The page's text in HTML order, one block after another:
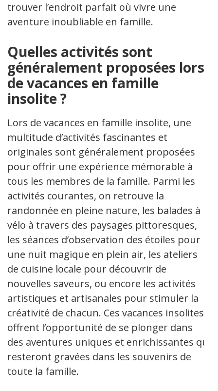
trouver l’endroit parfait où vivre une
aventure inoubliable en famille.
Quelles activités sont
généralement proposées lors
de vacances en famille
insolite ?
Lors de vacances en famille insolite, une
multitude d’activités fascinantes et
originales sont généralement proposées
pour offrir une expérience mémorable à
tous les membres de la famille. Parmi les
activités courantes, on retrouve la
randonnée en pleine nature, les balades à
vélo à travers des paysages pittoresques,
les séances d’observation des étoiles pour
une nuit magique en plein air, les ateliers
de cuisine locale pour découvrir de
nouvelles saveurs, ou encore les activités
artistiques et artisanales pour stimuler la
créativité de chacun. Ces vacances insolites
offrent l’opportunité de se plonger dans
des aventures uniques et enrichissantes qui
resteront gravées dans les souvenirs de
toute la famille.